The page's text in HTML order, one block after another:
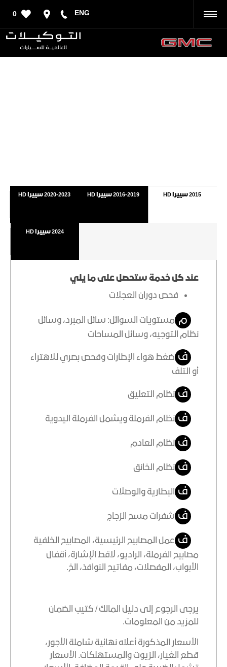
ENG
0
2015 سييرا HD 2016-2019 سييرا HD 2020-2023 سييرا HD
2024 سييرا HD
عند كل خدمة ستحصل على ما يلي
فحص دوران العجلات
م مستويات السوائل: سائل المبرد، وسائل
نظام التوجيه، وسائل المساحات
ف ضغط هواء الإطارات وفحص بصري للاهتراء
أو التلف
ف نظام التعليق
ف نظام الفرملة ويشمل الفرملة اليدوية
ف نظام العادم
ف نظام الخانق
ف البطارية والوصلات
ف شفرات مسح الزجاج
ف عمل المصابيح الرئيسية، المصابيح الخلفية
مصابيح الفرملة، الراديو، لاقط الإشارة، أقفال
الأبواب، المفصلات، مفاتيح النوافذ، الخ.
يرجى الرجوع إلى دليل المالك / كتيب الضمان
للمزيد من المعلومات.
الأسعار المذكورة أعلاه نهائية شاملة الأجور،
قطع الغيار، الزيوت والمستهلكات. الأسعار